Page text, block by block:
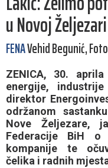
u Novoj
FENAVehid Begunić,
ZENICA, 30.
energije,
direktor
održanom
Nove Željezare,
Federacije BiH o
kompanije te
čelika i radnih